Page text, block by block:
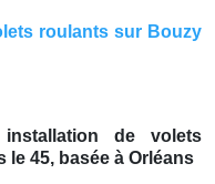
roulants sur Bouzy
installation de volets
45, basée à Orléans